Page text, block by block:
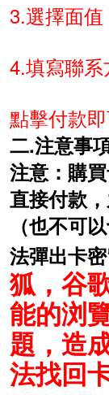
3.選擇面值
4.填寫聯系
點擊付款
二.注意事
注意：購
直接付款
（也不可
法彈出卡密
狐，谷
能的浏
題，造
法找回